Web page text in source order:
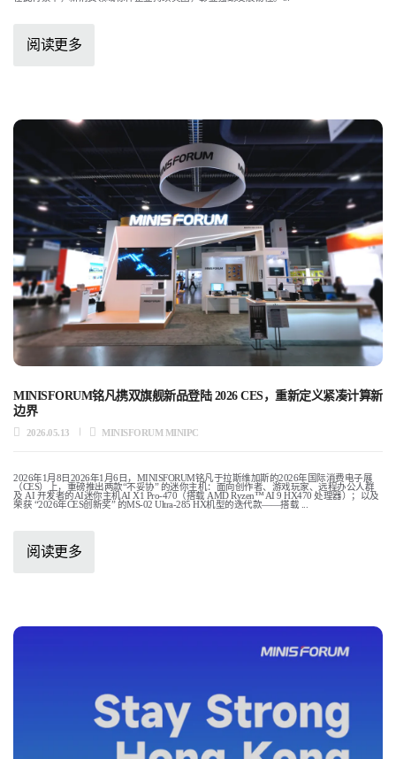
阅读更多
MINISFORUM铭凡携双旗舰新品登陆 2026 CES，重新定义紧凑计算新
边界
2026.05.13 MINISFORUM MINIPC
2026年1月8日2026年1月6日，MINISFORUM铭凡于拉斯维加斯的2026年国际消费电子展
（CES）上，重磅推出两款“不妥协” 的迷你主机：面向创作者、游戏玩家、远程办公人群
及 AI 开发者的AI迷你主机AI X1 Pro-470（搭载 AMD Ryzen™ AI 9 HX470 处理器）；以及
荣获 “2026年CES创新奖” 的MS-02 Ultra-285 HX机型的迭代款——搭载 ...
阅读更多